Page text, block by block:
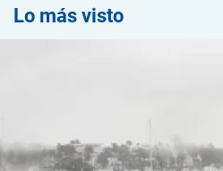
Lo más visto